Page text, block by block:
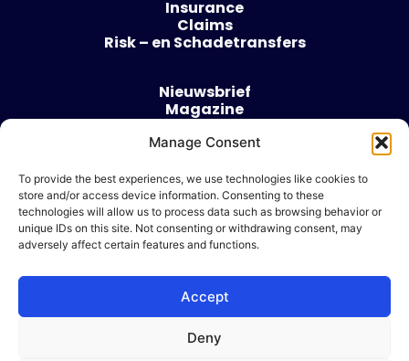
Manage Consent
To provide the best experiences, we use technologies like cookies to
store and/or access device information. Consenting to these
technologies will allow us to process data such as browsing behavior or
unique IDs on this site. Not consenting or withdrawing consent, may
adversely affect certain features and functions.
Accept
Deny
Insurance
Claims
Risk – en Schadetransfers
Nieuwsbrief
Magazine
Over
Algemene voorwaarden
Cookie beleid
Ik wil adverteren